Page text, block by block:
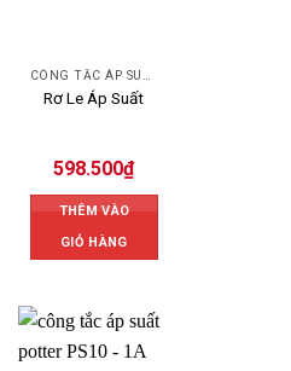
CÔNG TẮC ÁP SUẤT
Rơ Le Áp Suất
598.500₫
THÊM VÀO
GIỎ HÀNG